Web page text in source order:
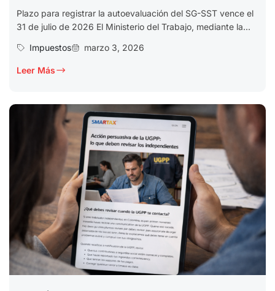
Plazo para registrar la autoevaluación del SG-SST vence el
31 de julio de 2026 El Ministerio del Trabajo, mediante la...
Impuestos
marzo 3, 2026
Leer Más